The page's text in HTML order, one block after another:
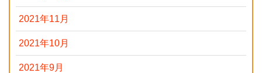
2021年11月
2021年10月
2021年9月